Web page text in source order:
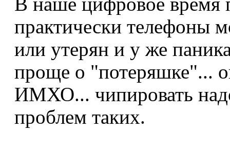
практически телефоны
или утерян и у же
проще о "потеряшке"...
ИМХО... чипировать
проблем таких.